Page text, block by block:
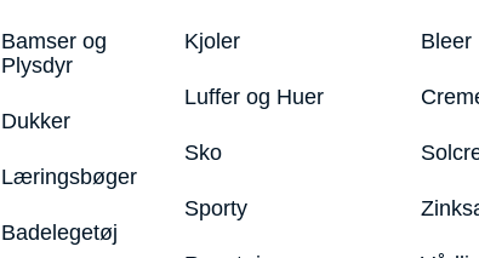
Bamser og
Plysdyr
Dukker
Læringsbøger
Badelegetøj
Kjoler
Luffer og Huer
Sko
Sporty
Bleer